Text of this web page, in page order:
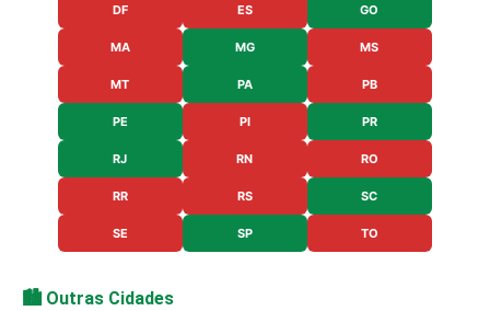
DF ES GO
MA MG MS
MT PA PB
PE PI PR
RJ RN RO
RR RS SC
SE SP TO
🏙️ Outras Cidades